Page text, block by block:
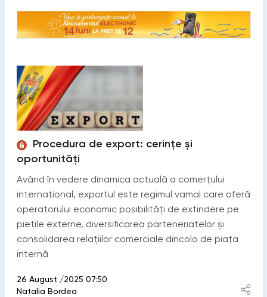
Procedura de export: cerințe și
oportunități
Având în vedere dinamica actuală a comerțului
internațional, exportul este regimul vamal care oferă
operatorului economic posibilități de extindere pe
piețile externe, diversificarea parteneriatelor și
consolidarea relațiilor comerciale dincolo de piața
internă
26 August /2025 07:50
Natalia Bordea